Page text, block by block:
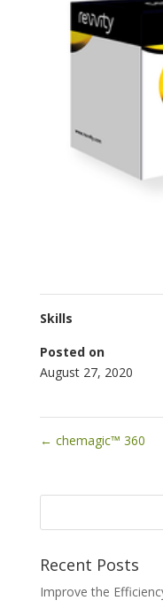
Skills
Posted on
August 27, 2020
← chemagic™ 360
Recent Posts
Improve the